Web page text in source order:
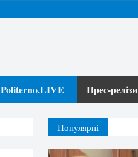
Politerno.LIVE Прес-релізи
Популярні